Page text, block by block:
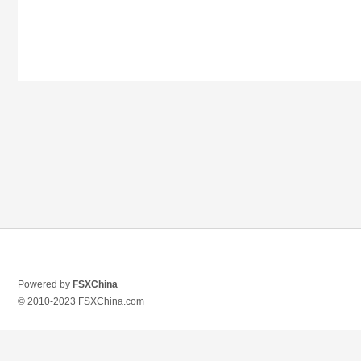
Powered by FSXChina
© 2010-2023 FSXChina.com